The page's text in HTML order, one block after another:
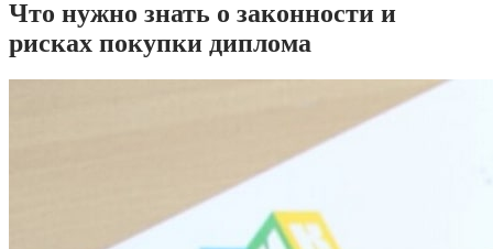
Что нужно знать о законности и
рисках покупки диплома